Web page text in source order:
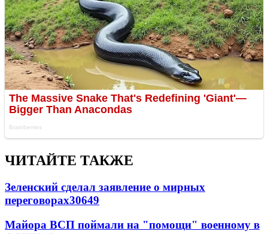
ЧИТАЙТЕ ТАКЖЕ
Зеленский сделал заявление о мирных
переговорах30649
Майора ВСП поймали на "помощи" военному в